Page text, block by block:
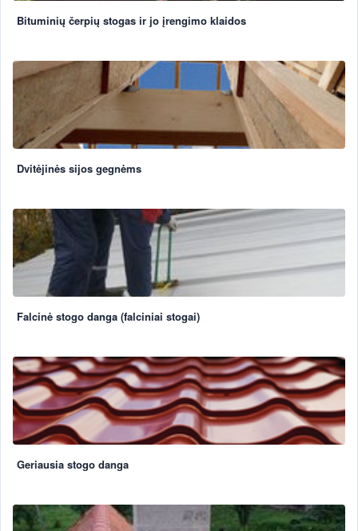
Bituminių čerpių stogas ir jo įrengimo klaidos
Dvitėjinės sijos gegnėms
Falcinė stogo danga (falciniai stogai)
Geriausia stogo danga